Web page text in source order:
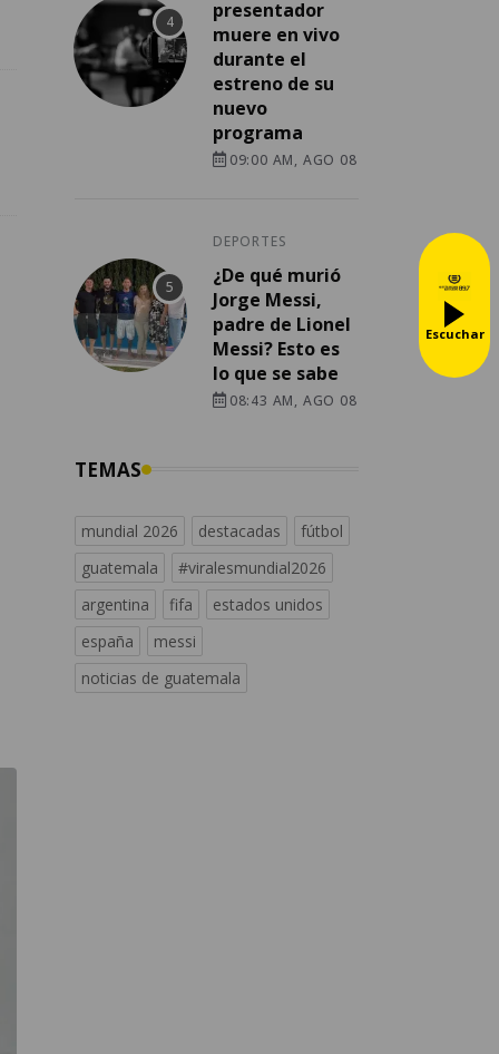
presentador
muere en vivo
durante el
estreno de su
nuevo
programa
09:00 AM, AGO 08
DEPORTES
¿De qué murió
Jorge Messi,
padre de Lionel
Messi? Esto es
lo que se sabe
08:43 AM, AGO 08
TEMAS
mundial 2026 destacadas
fútbol
guatemala
#viralesmundial2026
argentina
fifa
estados unidos
españa
messi
noticias de guatemala
Escuchar